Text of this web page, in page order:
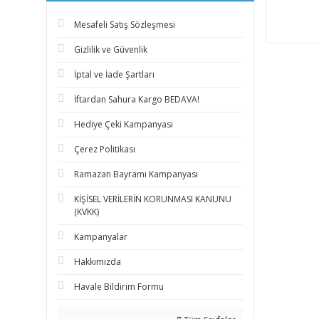
Mesafeli Satış Sözleşmesi
Gizlilik ve Güvenlik
İptal ve İade Şartları
İftardan Sahura Kargo BEDAVA!
Hediye Çeki Kampanyası
Çerez Politikası
Ramazan Bayramı Kampanyası
KİŞİSEL VERİLERİN KORUNMASI KANUNU
(KVKK)
Kampanyalar
Hakkımızda
Havale Bildirim Formu